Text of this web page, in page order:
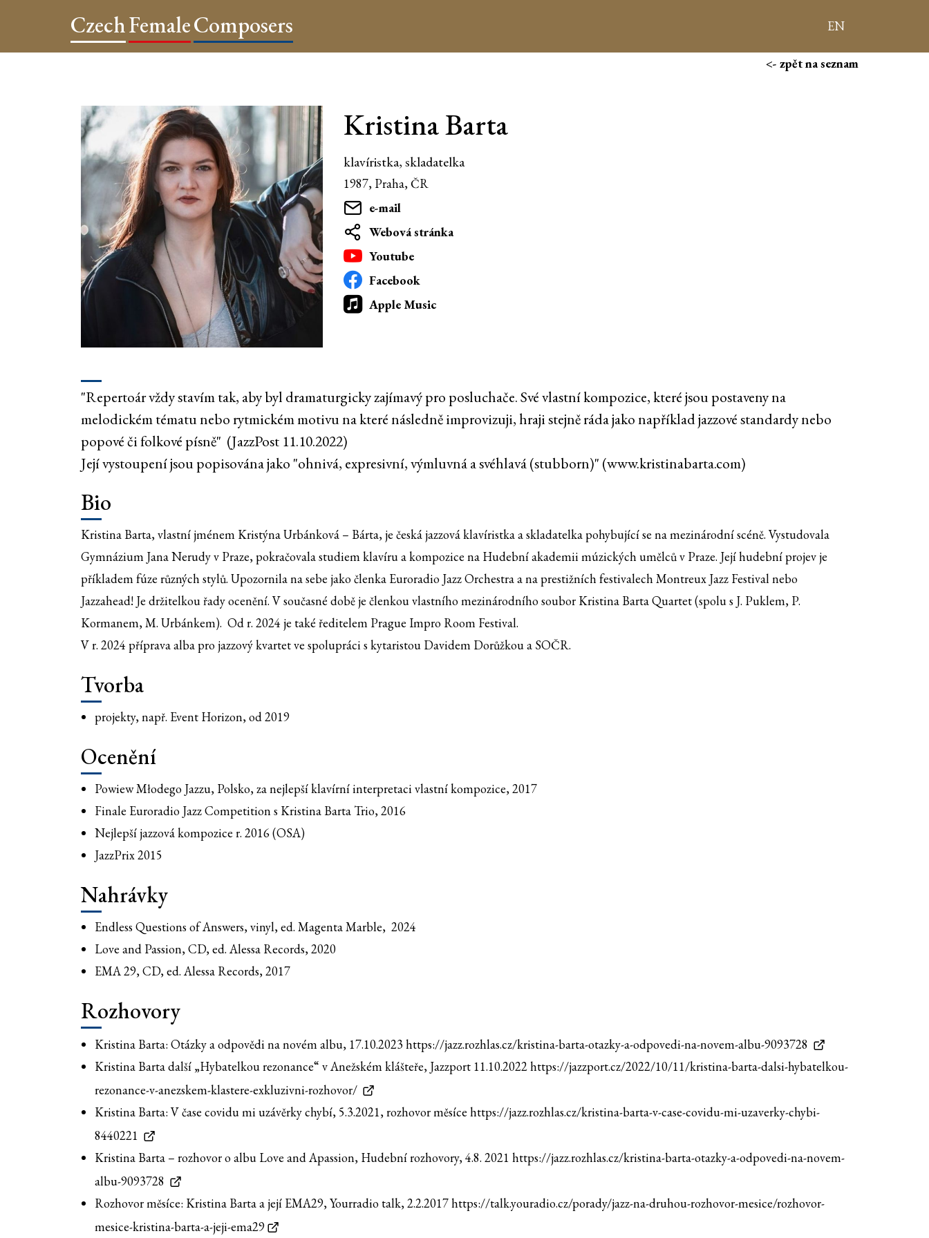
CzechFemaleComposers EN
<- zpět na seznam
Kristina Barta
klavíristka, skladatelka
1987, Praha, ČR
e-mail
Webová stránka
Youtube
Facebook
Apple Music
"Repertoár vždy stavím tak, aby byl dramaturgicky zajímavý pro posluchače. Své vlastní kompozice, které jsou postaveny na
melodickém tématu nebo rytmickém motivu na které následně improvizuji, hraji stejně ráda jako například jazzové standardy nebo
popové či folkové písně" (JazzPost 11.10.2022)
Její vystoupení jsou popisována jako "ohnivá, expresivní, výmluvná a svéhlavá (stubborn)" (www.kristinabarta.com)
Bio
Kristina Barta, vlastní jménem Kristýna Urbánková – Bárta, je česká jazzová klavíristka a skladatelka pohybující se na mezinárodní scéně. Vystudovala
Gymnázium Jana Nerudy v Praze, pokračovala studiem klavíru a kompozice na Hudební akademii múzických umělců v Praze. Její hudební projev je
příkladem fúze různých stylů. Upozornila na sebe jako členka Euroradio Jazz Orchestra a na prestižních festivalech Montreux Jazz Festival nebo
Jazzahead! Je držitelkou řady ocenění. V současné době je členkou vlastního mezinárodního soubor Kristina Barta Quartet (spolu s J. Puklem, P.
Kormanem, M. Urbánkem). Od r. 2024 je také ředitelem Prague Impro Room Festival.
V r. 2024 příprava alba pro jazzový kvartet ve spolupráci s kytaristou Davidem Dorůžkou a SOČR.
Tvorba
projekty, např. Event Horizon, od 2019
Ocenění
Powiew Młodego Jazzu, Polsko, za nejlepší klavírní interpretaci vlastní kompozice, 2017
Finale Euroradio Jazz Competition s Kristina Barta Trio, 2016
Nejlepší jazzová kompozice r. 2016 (OSA)
JazzPrix 2015
Nahrávky
Endless Questions of Answers, vinyl, ed. Magenta Marble, 2024
Love and Passion, CD, ed. Alessa Records, 2020
EMA 29, CD, ed. Alessa Records, 2017
Rozhovory
Kristina Barta: Otázky a odpovědi na novém albu, 17.10.2023https://jazz.rozhlas.cz/kristina-barta-otazky-a-odpovedi-na-novem-albu-9093728
Kristina Barta další „Hybatelkou rezonance“ v Anežském klášteře, Jazzport 11.10.2022https://jazzport.cz/2022/10/11/kristina-barta-dalsi-hybatelkou-
rezonance-v-anezskem-klastere-exkluzivni-rozhovor/
Kristina Barta: V čase covidu mi uzávěrky chybí, 5.3.2021, rozhovor měsíce https://jazz.rozhlas.cz/kristina-barta-v-case-covidu-mi-uzaverky-chybi-
8440221
Kristina Barta – rozhovor o albu Love and Apassion, Hudební rozhovory, 4.8. 2021 https://jazz.rozhlas.cz/kristina-barta-otazky-a-odpovedi-na-novem-
albu-9093728
Rozhovor měsíce: Kristina Barta a její EMA29, Yourradio talk, 2.2.2017https://talk.youradio.cz/porady/jazz-na-druhou-rozhovor-mesice/rozhovor-
mesice-kristina-barta-a-jeji-ema29